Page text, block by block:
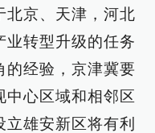
北京、天津，河北
业转型升级的任务
的经验，京津冀要
中心区域和相邻区
雄安新区将有利